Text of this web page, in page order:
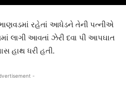
રહેતાં આધેડને તેની પત્નીએ
લાગી આવતાં ઝેરી દવા પી આપઘાત
હાથ ધરી હતી.
-